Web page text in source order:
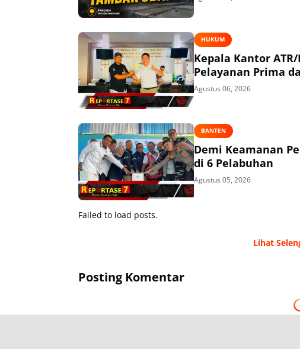
HUKUM
Kepala Kantor
Pelayanan Prima
Agustus 06, 2026
BANTEN
Demi Keamanan
di 6 Pelabuhan
Agustus 05, 2026
Failed to load posts.
Lihat
Posting Komentar